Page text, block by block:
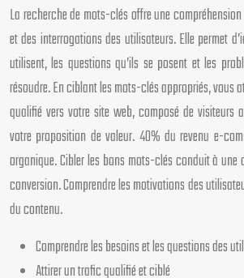
La recherche de mots-clés offre une
et des interrogations des utilisateurs. Elle permet
utilisent, les questions qu’ils se posent et les
résoudre. En ciblant les mots-clés appropriés, vous
qualifié vers votre site web, composé de visiteurs
votre proposition de valeur. 40% du revenu e-
organique. Cibler les bons mots-clés conduit à
conversion. Comprendre les motivations des
du contenu.
Comprendre les besoins et les questions des
Attirer un trafic qualifié et ciblé